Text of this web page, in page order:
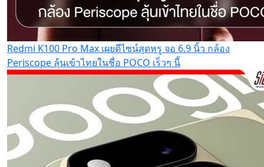
Redmi K100 Pro Max เผยดีไซน์สุดหรู จอ 6.9 นิ้ว กล้อง
Periscope ลุ้นเข้าไทยในชื่อ POCO เร็วๆ นี้